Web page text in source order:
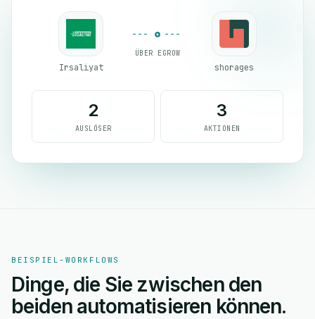
Irsaliyat
ÜBER EGROW
shorages
2
AUSLÖSER
3
AKTIONEN
BEISPIEL-WORKFLOWS
Dinge, die Sie zwischen den
beiden automatisieren können.